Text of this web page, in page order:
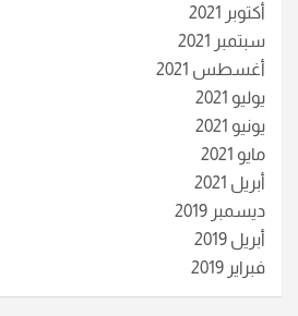
أكتوبر 2021
سبتمبر 2021
أغسطس 2021
يوليو 2021
يونيو 2021
مايو 2021
أبريل 2021
ديسمبر 2019
أبريل 2019
فبراير 2019